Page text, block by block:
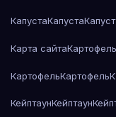
КапустаКапуста
Карта сайтаКартофель
КартофельКартофель
КейптаунКейптаун